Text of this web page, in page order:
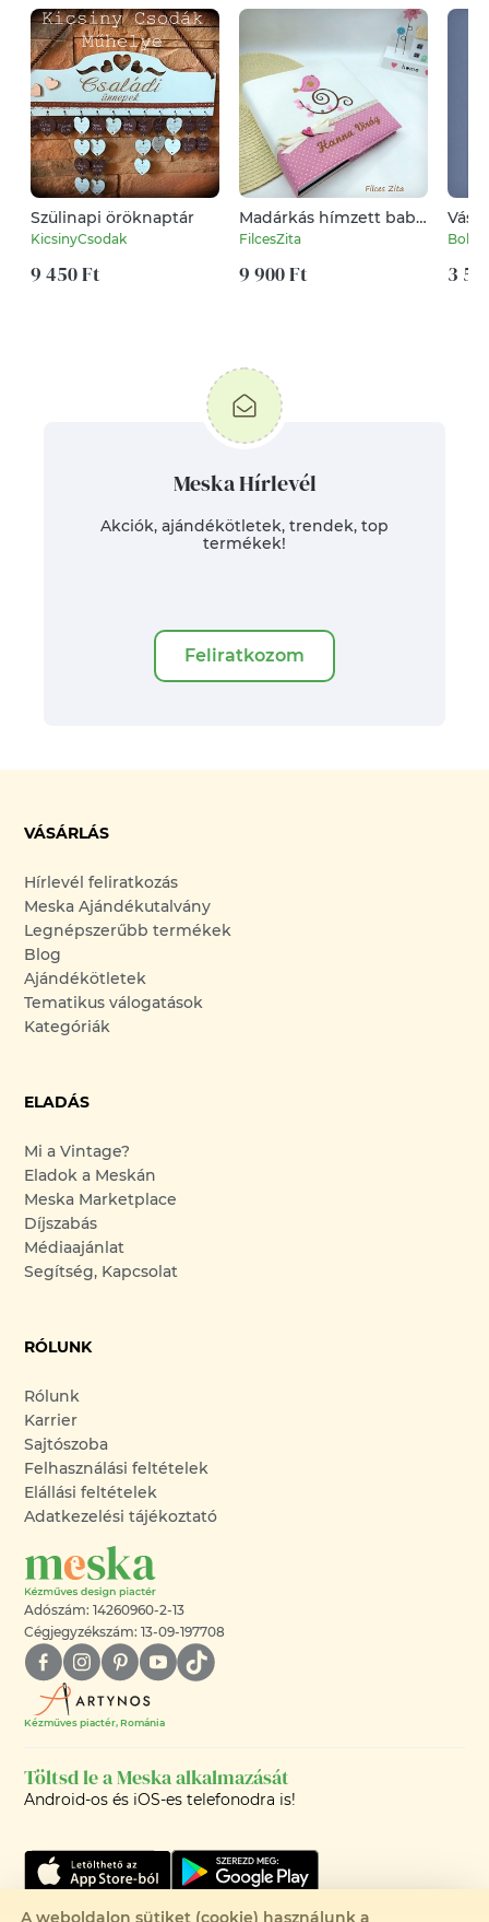
Szülinapi öröknaptár
KicsinyCsodak
9 450 Ft
Madárkás hímzett baba
fotóalbum - textil
névhímzéssel
FilcesZita
9 900 Ft 3
Meska Hírlevél
Akciók, ajándékötletek, trendek, top
termékek!
Feliratkozom
VÁSÁRLÁS
Hírlevél feliratkozás
Meska Ajándékutalvány
Legnépszerűbb termékek
Blog
Ajándékötletek
Tematikus válogatások
Kategóriák
ELADÁS
Mi a Vintage?
Eladok a Meskán
Meska Marketplace
Díjszabás
Médiaajánlat
Segítség, Kapcsolat
RÓLUNK
Rólunk
Karrier
Sajtószoba
Felhasználási feltételek
Elállási feltételek
Adatkezelési tájékoztató
Adószám: 14260960-2-13
Cégjegyzékszám: 13-09-197708
Kézműves piactér, Románia
Töltsd le a Meska alkalmazását
Android-os és iOS-es telefonodra is!
A weboldalon sütiket (cookie) használunk a